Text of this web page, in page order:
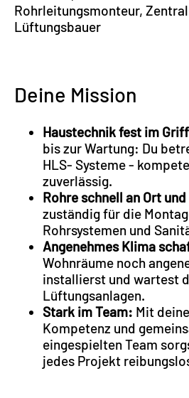
Rohrleitungsmonteur,
Lüftungsbauer
Deine Mission
Haustechnik fest im
bis zur Wartung: Du
HLS- Systeme -
zuverlässig.
Rohre schnell an Ort
zuständig für die
Rohrsystemen und
Angenehmes Klima
Wohnräume noch
installierst und wartest
Lüftungsanlagen.
Stark im Team: Mit
Kompetenz und
eingespielten Team
jedes Projekt